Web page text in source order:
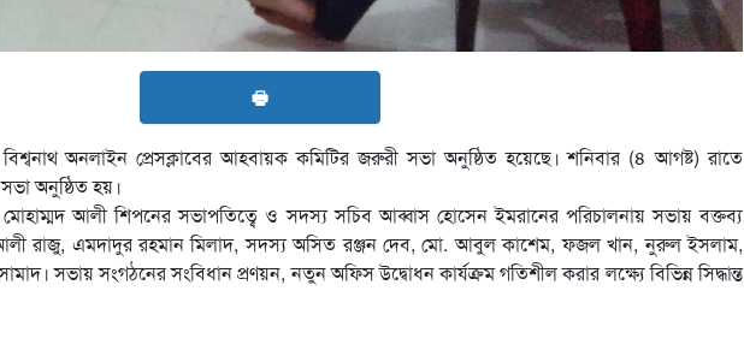
🖶
অনলাইন প্রেসক্লাবের আহবায়ক কমিটির জরুরী সভা অনুষ্ঠিত হয়েছে। শনিবার (৪ আগষ্ট) রাতে
অনুষ্ঠিত হয়।
আলী শিপনের সভাপতিত্বে ও সদস্য সচিব আব্বাস হোসেন ইমরানের পরিচালনায় সভায় বক্তব্য
রাজু, এমদাদুর রহমান মিলাদ, সদস্য অসিত রঞ্জন দেব, মো. আবুল কাশেম, ফজল খান, নুরুল ইসলাম,
সভায় সংগঠনের সংবিধান প্রণয়ন, নতুন অফিস উদ্বোধন কার্যক্রম গতিশীল করার লক্ষ্যে বিভিন্ন সিদ্ধান্ত